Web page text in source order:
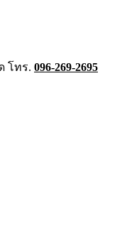
โทร. 096-269-2695